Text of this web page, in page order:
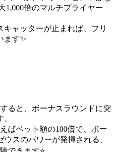
1,000倍のマルチプライヤー
ャッターが止まれば、フリ
ます✨
ると、ボーナスラウンドに突
ばベット額の100倍で、ボー
スのパワーが発揮される、